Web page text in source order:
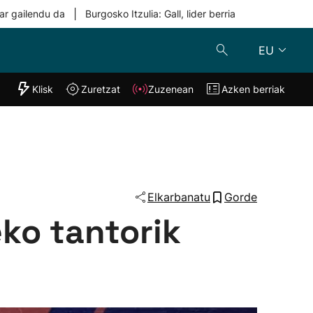
gailendu da Burgosko Itzulia: Gall, lider berria
EU
"Helmuga"
Klisk Zuzenean
Klisk Zuretzat Zuzenean Azken berriak
Elkarbanatu Gorde
tantorik